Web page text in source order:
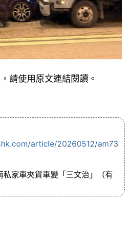
請使用原文連結閱讀。
article/20260512/am73
家車夾貨車變「三文治」（有